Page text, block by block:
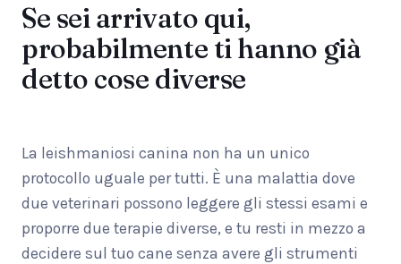
Se sei arrivato qui,
probabilmente ti hanno già
detto cose diverse
La leishmaniosi canina non ha un unico
protocollo uguale per tutti. È una malattia dove
due veterinari possono leggere gli stessi esami e
proporre due terapie diverse, e tu resti in mezzo a
decidere sul tuo cane senza avere gli strumenti